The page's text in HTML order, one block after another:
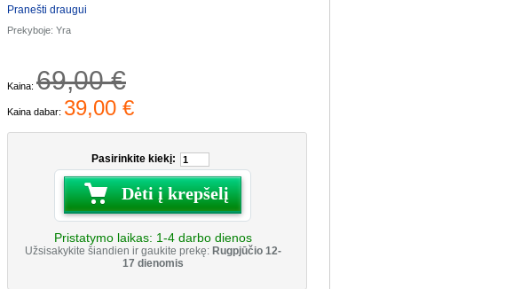
Pranešti draugui
Prekyboje: Yra
Kaina: 69,00 €
Kaina dabar: 39,00 €
Pasirinkite kiekį:
Dėti į krepšelį
Pristatymo laikas: 1-4 darbo dienos
Užsisakykite šiandien ir gaukite prekę:Rugpjūčio 12-
17 dienomis